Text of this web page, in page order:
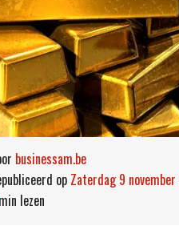
businessam.be
op zaterdag 9
min lezen